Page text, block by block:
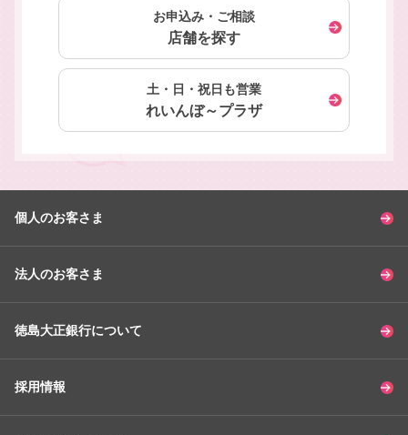
お申込み・ご相談
店舗を探す
土・日・祝日も営業
れいんぼ～プラザ
個人のお客さま
法人のお客さま
徳島大正銀行について
採用情報